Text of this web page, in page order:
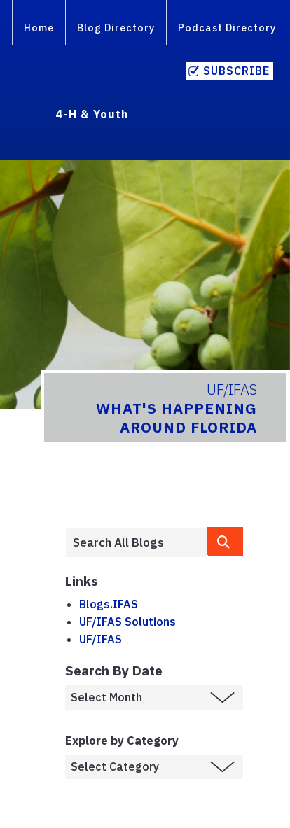
Home Blog Directory Podcast Directory
SUBSCRIBE
4-H & Youth
UF/IFAS
WHAT'S HAPPENING
AROUND FLORIDA
Links
Blogs.IFAS
UF/IFAS Solutions
UF/IFAS
Search By Date
Explore by Category